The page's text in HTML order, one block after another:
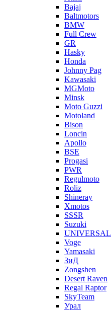
Bajaj
Baltmotors
BMW
Full Crew
GR
Hasky
Honda
Johnny Pag
Kawasaki
MGMoto
Minsk
Moto Guzzi
Motoland
Bison
Loncin
Apollo
BSE
Progasi
PWR
Regulmoto
Roliz
Shineray
Xmotos
SSSR
Suzuki
UNIVERSAL
Voge
Yamasaki
ЗиД
Zongshen
Desert Raven
Regal Raptor
SkyTeam
Урал